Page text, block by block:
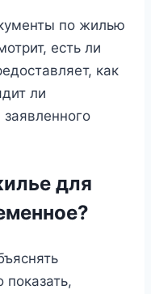
по жилью
есть ли
как
ли
для
показать,